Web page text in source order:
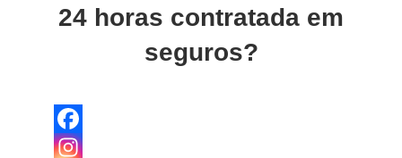
24 horas contratada em
seguros?